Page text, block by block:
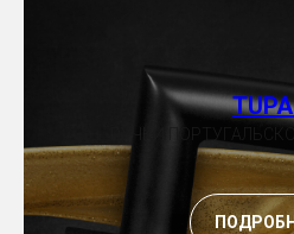
РУЧКИ